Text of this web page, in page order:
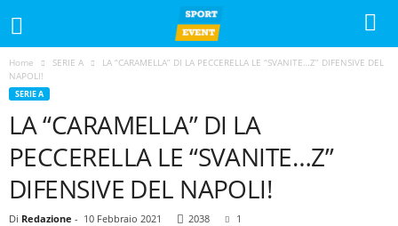
Home SERIE A
LA “CARAMELLA” DI LA PECCERELLA LE “SVANITE…Z” DIFENSIVE DEL
NAPOLI!
SERIE A
LA “CARAMELLA” DI LA
PECCERELLA LE “SVANITE…Z”
DIFENSIVE DEL NAPOLI!
Di Redazione - 10 Febbraio 2021 2038 1